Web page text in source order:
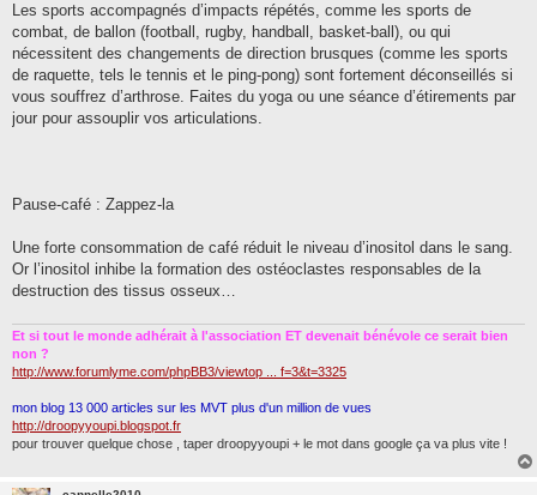
Les sports accompagnés d’impacts répétés, comme les sports de
combat, de ballon (football, rugby, handball, basket-ball), ou qui
nécessitent des changements de direction brusques (comme les sports
de raquette, tels le tennis et le ping-pong) sont fortement déconseillés si
vous souffrez d’arthrose. Faites du yoga ou une séance d’étirements par
jour pour assouplir vos articulations.
Pause-café : Zappez-la
Une forte consommation de café réduit le niveau d’inositol dans le sang.
Or l’inositol inhibe la formation des ostéoclastes responsables de la
destruction des tissus osseux…
Et si tout le monde adhérait à l'association ET devenait bénévole ce serait bien
non ?
http://www.forumlyme.com/phpBB3/viewtop ... f=3&t=3325
mon blog 13 000 articles sur les MVT plus d'un million de vues
http://droopyyoupi.blogspot.fr
pour trouver quelque chose , taper droopyyoupi + le mot dans google ça va plus vite !